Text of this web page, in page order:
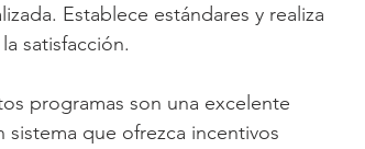
Establece estándares y realiza
satisfacción.
programas son una excelente
sistema que ofrezca incentivos